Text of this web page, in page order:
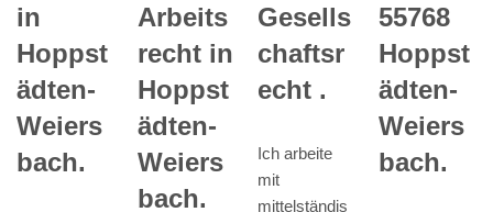
in
Hoppst
ädten-
Weiers
bach.
Arbeits
recht in
Hoppst
ädten-
Weiers
bach.
Gesells
chaftsr
echt .
Ich arbeite
mit
mittelständis
55768
Hoppst
ädten-
Weiers
bach.